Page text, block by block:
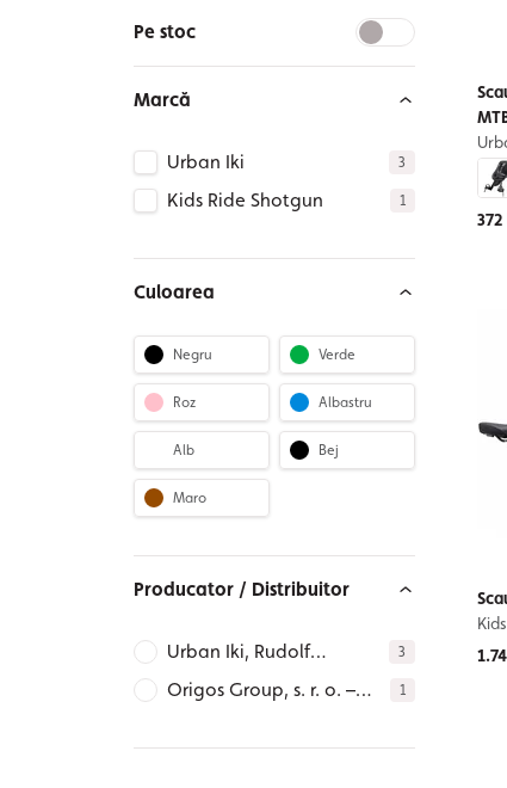
Pe stoc
Marcă
Urban Iki 3
Kids Ride Shotgun 1
Culoarea
Negru Verde
Roz Albastru
Alb Bej
Maro
Producator / Distribuitor
Urban Iki, Rudolf
Dieselstraat 15, 7442
DR Nijverdal –
3
Origos Group, s. r. o. –
91105 Zamarovce –
1